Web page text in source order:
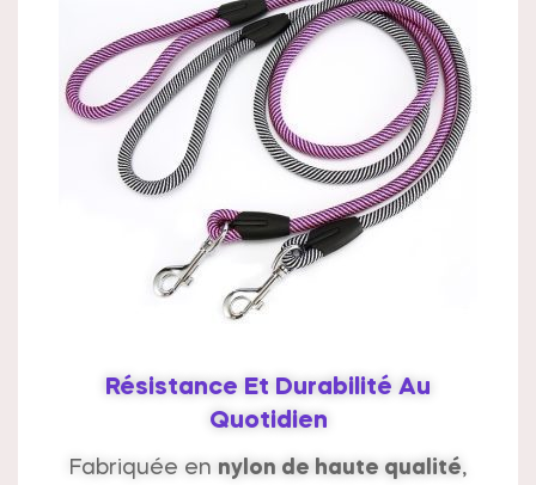
Résistance Et Durabilité Au
Quotidien
Fabriquée en nylon de haute qualité,